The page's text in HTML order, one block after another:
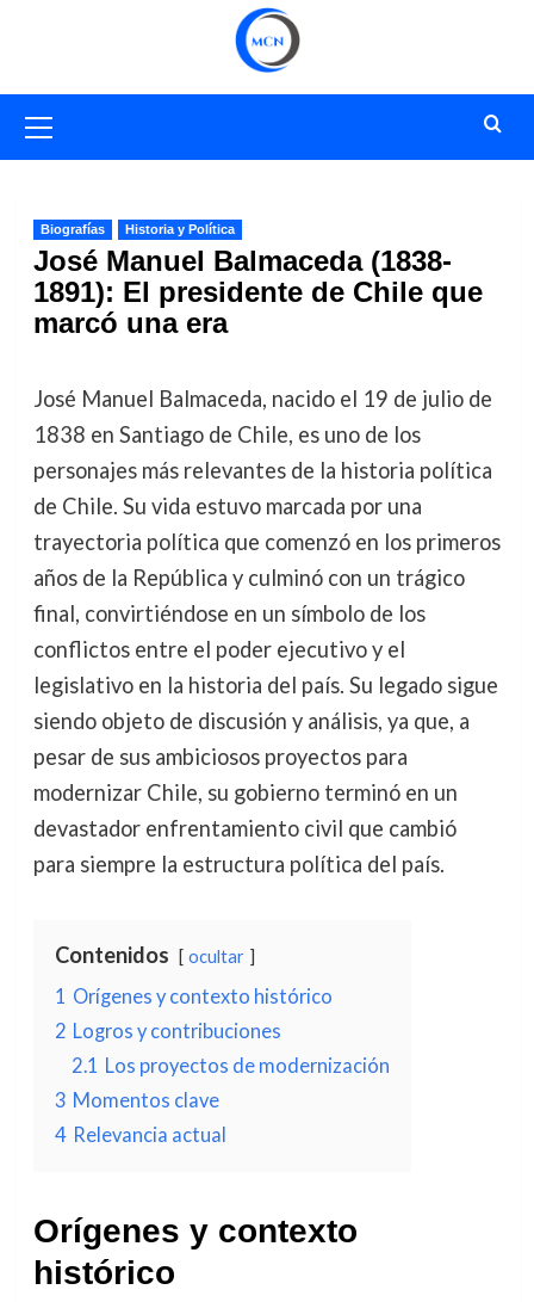
primario
Biografías Historia y Política
José Manuel Balmaceda (1838-
1891): El presidente de Chile que
marcó una era
José Manuel Balmaceda, nacido el 19 de julio de
1838 en Santiago de Chile, es uno de los
personajes más relevantes de la historia política
de Chile. Su vida estuvo marcada por una
trayectoria política que comenzó en los primeros
años de la República y culminó con un trágico
final, convirtiéndose en un símbolo de los
conflictos entre el poder ejecutivo y el
legislativo en la historia del país. Su legado sigue
siendo objeto de discusión y análisis, ya que, a
pesar de sus ambiciosos proyectos para
modernizar Chile, su gobierno terminó en un
devastador enfrentamiento civil que cambió
para siempre la estructura política del país.
Contenidos ocultar
1 Orígenes y contexto histórico
2 Logros y contribuciones
2.1 Los proyectos de modernización
3 Momentos clave
4 Relevancia actual
Orígenes y contexto
histórico